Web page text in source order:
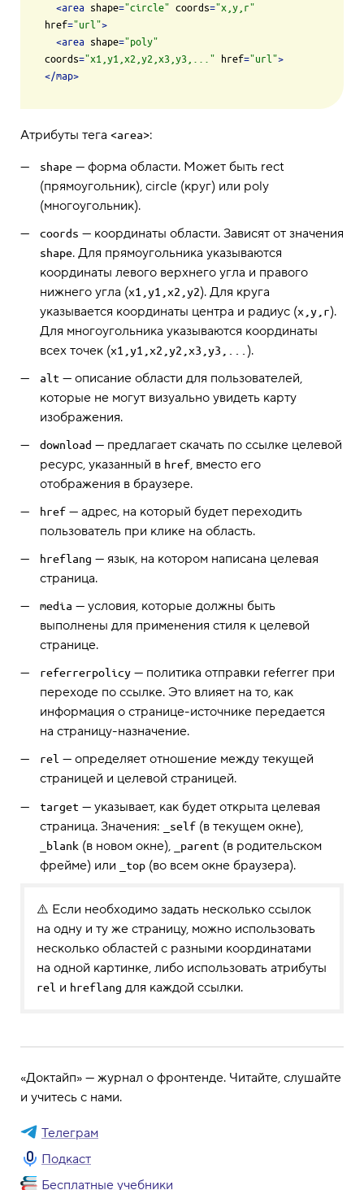
<area shape="circle" coords="x,y,r"
href="url">
<area shape="poly"
coords="x1,y1,x2,y2,x3,y3,..." href="url">
</map>
Атрибуты тега <area>:
shape — форма области. Может быть rect
(прямоугольник), circle (круг) или poly
(многоугольник).
coords — координаты области. Зависят от значения
shape. Для прямоугольника указываются
координаты левого верхнего угла и правого
нижнего угла (x1,y1,x2,y2). Для круга
указывается координаты центра и радиус (x,y,r).
Для многоугольника указываются координаты
всех точек (x1,y1,x2,y2,x3,y3,... ).
alt — описание области для пользователей,
которые не могут визуально увидеть карту
изображения.
download — предлагает скачать по ссылке целевой
ресурс, указанный в href, вместо его
отображения в браузере.
href — адрес, на который будет переходить
пользователь при клике на область.
hreflang — язык, на котором написана целевая
страница.
media — условия, которые должны быть
выполнены для применения стиля к целевой
странице.
referrerpolicy — политика отправки referrer при
переходе по ссылке. Это влияет на то, как
информация о странице-источнике передается
на страницу-назначение.
rel — определяет отношение между текущей
страницей и целевой страницей.
target — указывает, как будет открыта целевая
страница. Значения:
_self (в текущем окне),
_blank (в новом окне), _parent (в родительском
фрейме) или
_top (во всем окне браузера).
⚠️ Если необходимо задать несколько ссылок
на одну и ту же страницу, можно использовать
несколько областей с разными координатами
на одной картинке, либо использовать атрибуты
rel и hreflang для каждой ссылки.
«Доктайп» — журнал о фронтенде. Читайте, слушайте
и учитесь с нами.
Телеграм
Подкаст
Бесплатные учебники